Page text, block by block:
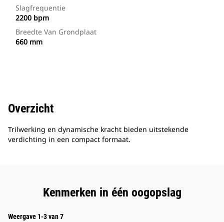
Slagfrequentie
2200 bpm
Breedte Van Grondplaat
660 mm
Overzicht
Trilwerking en dynamische kracht bieden uitstekende
verdichting in een compact formaat.
Kenmerken in één oogopslag
Weergave 1-3 van 7